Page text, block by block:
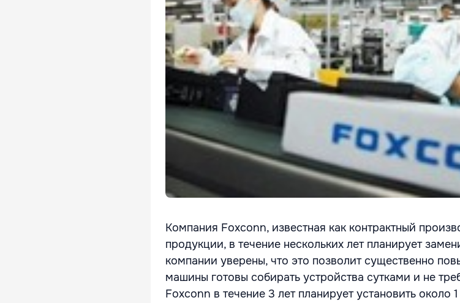
Компания Foxconn, известная как контрактный
продукции, в течение нескольких лет планирует
компании уверены, что это позволит существенно
машины готовы собирать устройства сутками и не
Foxconn в течение 3 лет планирует установить около